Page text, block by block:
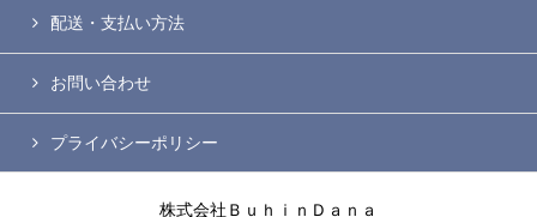
配送・支払い方法
お問い合わせ
プライバシーポリシー
株式会社ＢｕｈｉｎＤａｎａ